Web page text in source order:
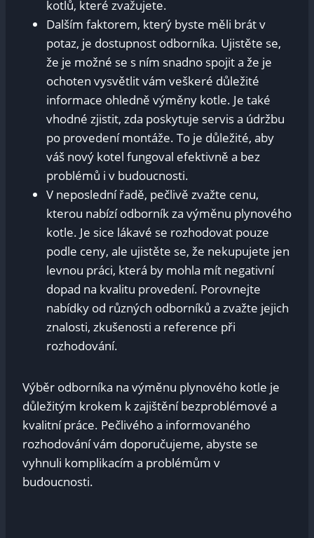
kotlů, které zvažujete.
Dalším faktorem, který byste měli brát v
potaz, je dostupnost odborníka. Ujistěte se,
že je možné se s ním snadno spojit a že je
ochoten vysvětlit vám veškeré důležité
informace ohledně výměny kotle. Je také
vhodné zjistit, zda poskytuje servis a údržbu
po provedení montáže. To je důležité, aby
váš nový kotel fungoval efektivně a bez
problémů i v budoucnosti.
V neposlední řadě, pečlivě zvažte cenu,
kterou nabízí odborník za výměnu plynového
kotle. Je sice lákavé se rozhodovat pouze
podle ceny, ale ujistěte se, že nekupujete jen
levnou práci, která by mohla mít negativní
dopad na kvalitu provedení. Porovnejte
nabídky od různých odborníků a zvažte jejich
znalosti, zkušenosti a reference při
rozhodování.
Výběr odborníka na výměnu plynového kotle je
důležitým krokem k zajištění bezproblémové a
kvalitní práce. Pečlivého a informovaného
rozhodování vám doporučujeme, abyste se
vyhnuli komplikacím a problémům v
budoucnosti.